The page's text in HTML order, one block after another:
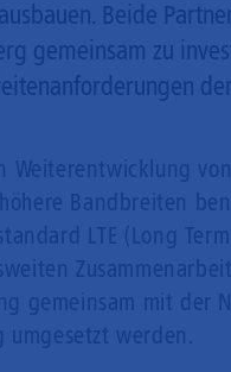
Beide
gemeinsam zu
Weiterentwicklung
Bandbreiten
LTE (Long
gemeinsam mit der
werden.